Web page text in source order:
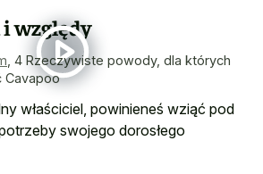
i względy
4 Rzeczywiste powody, dla których
Cavapoo
właściciel, powinieneś wziąć pod
swojego dorosłego